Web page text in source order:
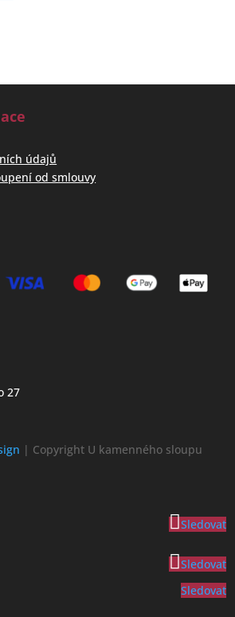
údajů
od smlouvy
27
| Copyright U kamenného sloupu
Sledovat
Sledovat
Sledovat